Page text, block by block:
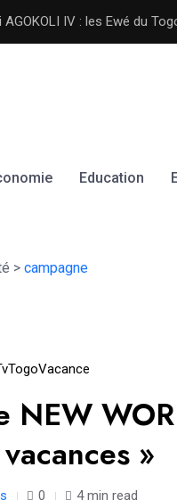
IV : les Ewé du
Education
> campagne
TogoVacance
NEW
»
0 4 min read